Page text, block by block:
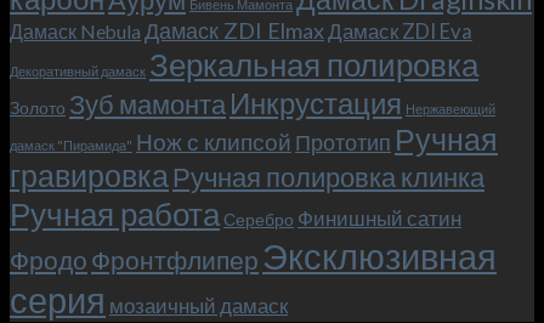
мы
прикоснулись
к
фильма.
Бивень Мамонта
Дамаск Nebula Дамаск ZDI ElmaxДамаск ZDI Eva
Декоративный дамаск Зеркальная полировка
Золото Зуб мамонтаИнкрустация Нержавеющий
дамаск "Пирамида" Нож с клипсой Прототип Ручная
гравировкаРучная полировка клинка
Ручная работа Серебро Финишный сатин
Фродо Фронтфлипер Эксклюзивная
серия мозаичный дамаск